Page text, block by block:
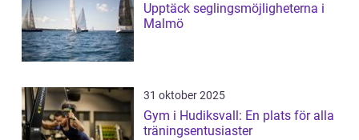
Upptäck seglingsmöjligheterna i
Malmö
31 oktober 2025
Gym i Hudiksvall: En plats för alla
träningsentusiaster